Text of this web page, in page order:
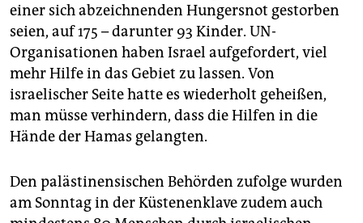
einer sich abzeichnenden Hungersnot gestorben
seien, auf 175 – darunter 93 Kinder. UN-
Organisationen haben Israel aufgefordert, viel
mehr Hilfe in das Gebiet zu lassen. Von
israelischer Seite hatte es wiederholt geheißen,
man müsse verhindern, dass die Hilfen in die
Hände der Hamas gelangten.
Den palästinensischen Behörden zufolge wurden
am Sonntag in der Küstenenklave zudem auch